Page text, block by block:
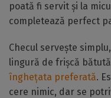
poată fi servit și la
completează perfect
Checul servește
lingură de frișcă
înghețata preferată.
cere nimic, dar se